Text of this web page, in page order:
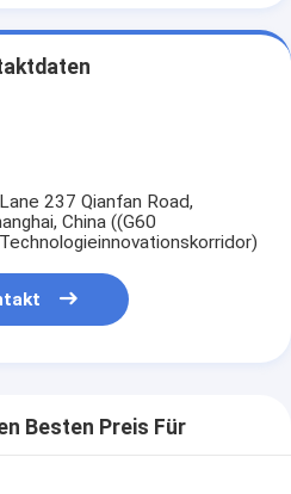
237 Qianfan Road,
China ((G60
Besten Preis Für